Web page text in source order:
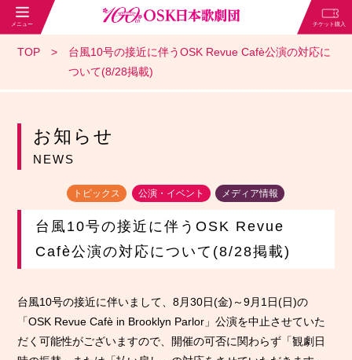
TOP
台風10号の接近に伴うOSK Revue Cafè公演の対応に
ついて(8/28掲載)
お知らせ
NEWS
トピックス 公演・イベント メディア情報
台風10号の接近に伴うOSK Revue
Cafè公演の対応について(8/28掲載)
台風10号の接近に伴いまして、8月30日(金)～9月1日(日)の
「OSK Revue Cafè in Brooklyn Parlor」公演を中止させていた
だく可能性がございますので、開催の可否に関わらず「観劇日